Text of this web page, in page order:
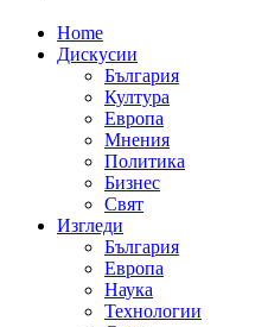
Home
Дискусии
България
Култура
Европа
Мнения
Политика
Бизнес
Свят
Изгледи
България
Европа
Наука
Технологии